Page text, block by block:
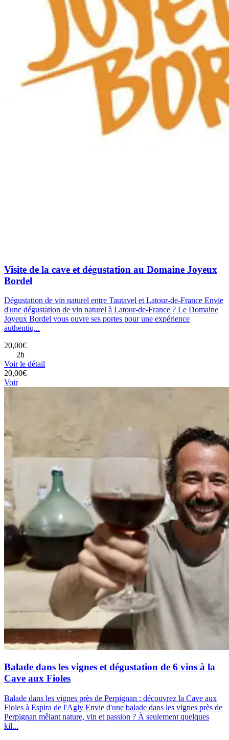
Visite de la cave et dégustation au Domaine Joyeux
Bordel
Dégustation de vin naturel entre Tautavel et Latour-de-France Envie
d'une dégustation de vin naturel à Latour-de-France ? Le Domaine
Joyeux Bordel vous ouvre ses portes pour une expérience
authentiq...
20,00€
2h
Voir le détail
20,00€
Voir
Balade dans les vignes et dégustation de 6 vins à la
Cave aux Fioles
Balade dans les vignes près de Perpignan : découvrez la Cave aux
Fioles à Espira de l'Agly Envie d'une balade dans les vignes près de
Perpignan mêlant nature, vin et passion ? À seulement quelques
kil...